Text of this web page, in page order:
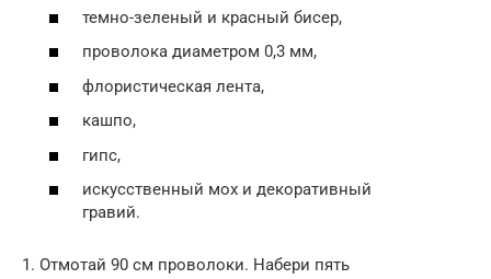
темно-зеленый и красный бисер,
проволока диаметром 0,3 мм,
флористическая лента,
кашпо,
гипс,
искусственный мох и декоративный
гравий.
1. Отмотай 90 см проволоки. Набери пять